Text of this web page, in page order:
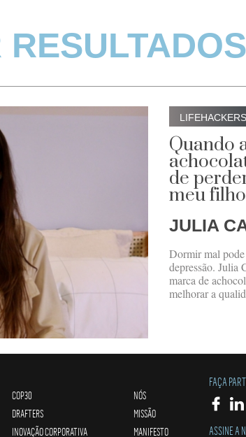
LIFEHACKERS
Quando
de
meu
JULIA
Dormir mal pode
depressão. Julia
marca de
melhorar a
COP30
DRAFTERS
INOVAÇÃO CORPORATIVA
NÓS
MISSÃO
MANIFESTO
FAÇA
ASSINE A